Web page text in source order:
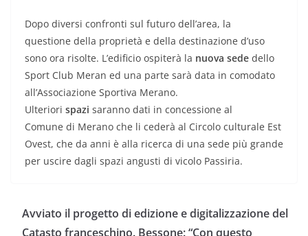
Dopo diversi confronti sul futuro dell’area, la
questione della proprietà e della destinazione d’uso
sono ora risolte. L’edificio ospiterà la nuova sede dello
Sport Club Meran ed una parte sarà data in comodato
all’Associazione Sportiva Merano.
Ulteriori spazi saranno dati in concessione al
Comune di Merano che li cederà al Circolo culturale Est
Ovest, che da anni è alla ricerca di una sede più grande
per uscire dagli spazi angusti di vicolo Passiria.
Avviato il progetto di edizione e digitalizzazione del
Catasto franceschino. Bessone: “Con questo